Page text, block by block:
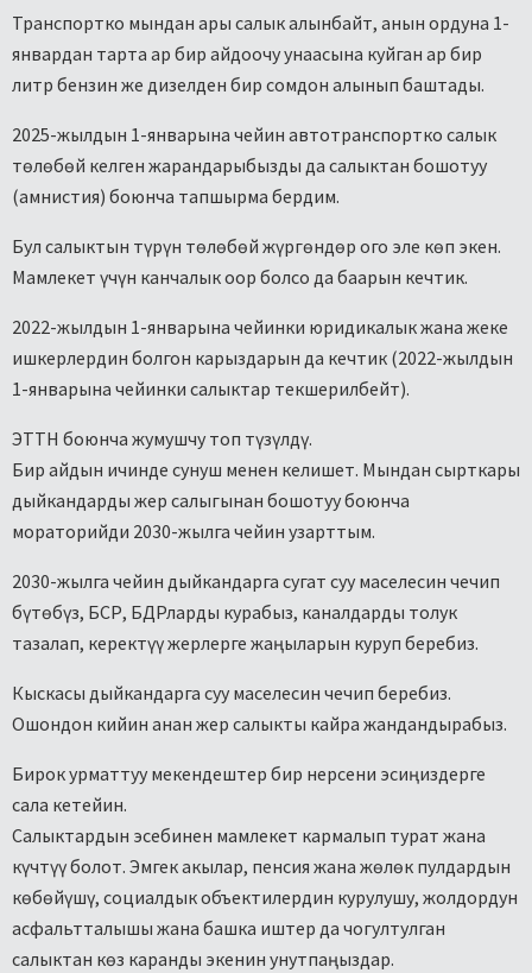
Транспортко мындан ары салык алынбайт, анын ордуна 1-
январдан тарта ар бир айдоочу унаасына куйган ар бир
литр бензин же дизелден бир сомдон алынып баштады.
2025-жылдын 1-январына чейин автотранспортко салык
төлөбөй келген жарандарыбызды да салыктан бошотуу
(амнистия) боюнча тапшырма бердим.
Бул салыктын түрүн төлөбөй жүргөндөр ого эле көп экен.
Мамлекет үчүн канчалык оор болсо да баарын кечтик.
2022-жылдын 1-январына чейинки юридикалык жана жеке
ишкерлердин болгон карыздарын да кечтик (2022-жылдын
1-январына чейинки салыктар текшерилбейт).
ЭТТН боюнча жумушчу топ түзүлдү.
Бир айдын ичинде сунуш менен келишет. Мындан сырткары
дыйкандарды жер салыгынан бошотуу боюнча
мораторийди 2030-жылга чейин узарттым.
2030-жылга чейин дыйкандарга сугат суу маселесин чечип
бүтөбүз, БСР, БДРларды курабыз, каналдарды толук
тазалап, керектүү жерлерге жаңыларын куруп беребиз.
Кыскасы дыйкандарга суу маселесин чечип беребиз.
Ошондон кийин анан жер салыкты кайра жандандырабыз.
Бирок урматтуу мекендештер бир нерсени эсиңиздерге
сала кетейин.
Салыктардын эсебинен мамлекет кармалып турат жана
күчтүү болот. Эмгек акылар, пенсия жана жөлөк пулдардын
көбөйүшү, социалдык объектилердин курулушу, жолдордун
асфальтталышы жана башка иштер да чогултулган
салыктан көз каранды экенин унутпаңыздар.